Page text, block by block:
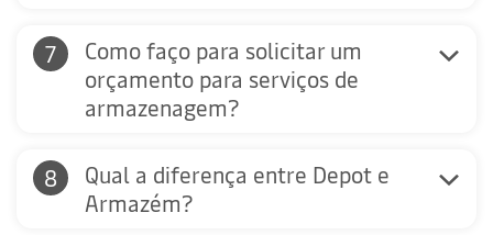
Como faço para solicitar um
orçamento para serviços de
armazenagem?
Qual a diferença entre Depot e
Armazém?